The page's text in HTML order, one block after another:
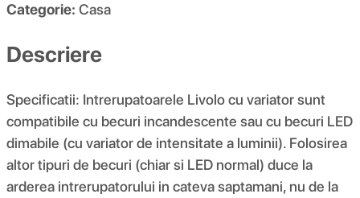
Categorie: Casa
Descriere
Specificatii: Intrerupatoarele Livolo cu variator sunt
compatibile cu becuri incandescente sau cu becuri LED
dimabile (cu variator de intensitate a luminii). Folosirea
altor tipuri de becuri (chiar si LED normal) duce la
arderea intrerupatorului in cateva saptamani, nu de la